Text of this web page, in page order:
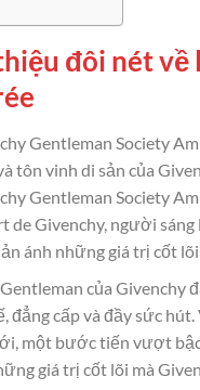
đôi nét về
Gentleman Society
tôn vinh di sản của
Gentleman Society
de Givenchy, người
ánh những giá trị cốt
của
đẳng cấp và đầy sức
một bước tiến vượt
giá trị cốt lõi mà